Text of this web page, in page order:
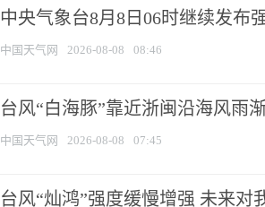
中央气象台8月8日06时继续发布
中国天气网 2026-08-08 08:46
台风“白海豚”靠近浙闽沿海风雨
中国天气网 2026-08-08 07:45
台风“灿鸿”强度缓慢增强 未来对